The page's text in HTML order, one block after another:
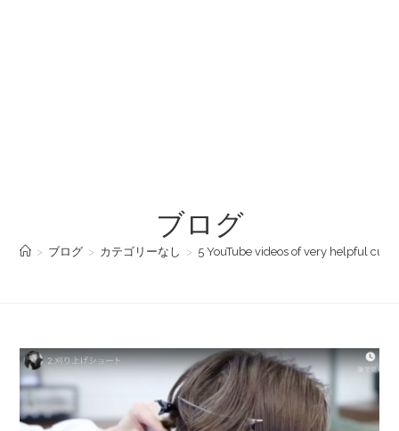
ブログ
> ブログ > カテゴリーなし > 5 YouTube videos of very helpful